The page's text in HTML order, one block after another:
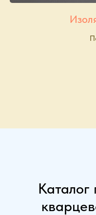
Каталог